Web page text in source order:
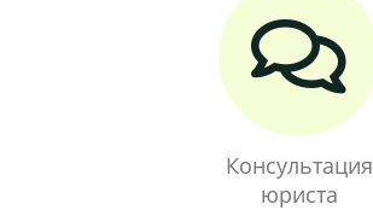
Консультация
юриста